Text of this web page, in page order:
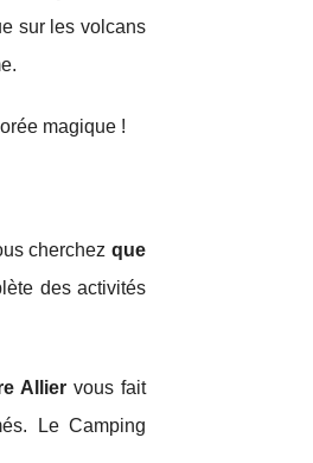
sur les volcans
magique !
cherchez que
des activités
Allier vous fait
Le Camping